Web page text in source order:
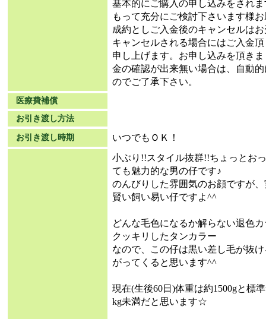
基本的にご購入の申し込みをされ
もって充分にご検討下さいます様
成約としご入金後のキャンセルは
キャンセルされる場合にはご入金
申し上げます。お申し込みを頂き
金の確認が出来無い場合は、自動
のでご了承下さい。
医療費補償
お引き渡し方法
お引き渡し時期 いつでもＯＫ！
小ぶり!!スタイル抜群!!ちょっとお
ても魅力的な男の仔です♪
のんびりした雰囲気のお顔ですが
賢い飼い易い仔ですよ^^
どんな毛色になるか解らない退色
クッキリしたタンカラー
なので、この仔は黒い差し毛が抜
がってくると思います^^
現在(生後60日)体重は約1500gと標
kg未満だと思います☆